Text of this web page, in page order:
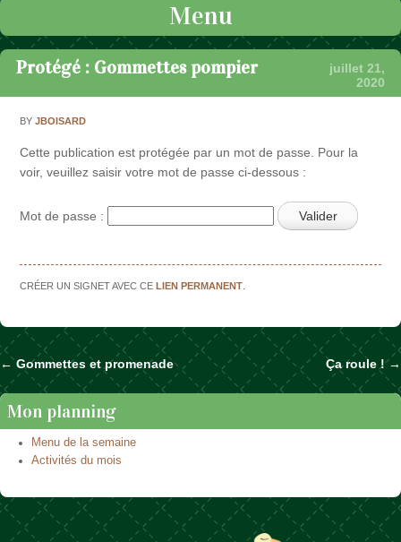
Menu
Passer au contenu
Protégé : Gommettes pompier
juillet 21,
2020
BYJBOISARD
Cette publication est protégée par un mot de passe. Pour la
voir, veuillez saisir votre mot de passe ci-dessous :
Mot de passe :
CRÉER UN SIGNET AVEC CELIEN PERMANENT
Naviguer dans les articles
←Gommettes et promenade Ça roule !→
Mon planning
Menu de la semaine
Activités du mois